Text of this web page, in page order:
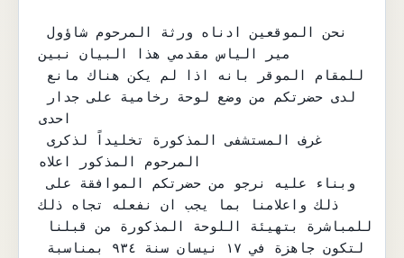
نحن الموقعين ادناه ورثة المرحوم شاؤول
مير الياس مقدمي هذا البيان نبين
احدى
غرف المستشفى المذكورة تخليداً لذكرى
المرحوم المذكور اعلاه
وبناء عليه نرجو من حضرتكم الموافقة على
ذلك واعلامنا بما يجب ان نفعله تجاه ذلك